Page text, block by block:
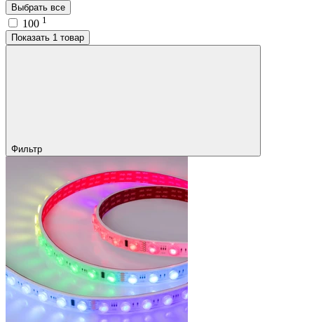
Выбрать все
100 1
Показать 1 товар
Фильтр